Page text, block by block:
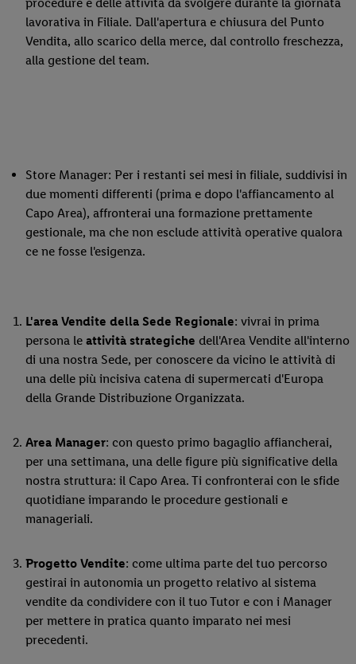
lavorativa in Filiale. Dall'apertura e chiusura del Punto
Vendita, allo scarico della merce, dal controllo freschezza,
alla gestione del team.
Store Manager: Per i restanti sei mesi in filiale, suddivisi in
due momenti differenti (prima e dopo l'affiancamento al
Capo Area), affronterai una formazione prettamente
gestionale, ma che non esclude attività operative qualora
ce ne fosse l'esigenza.
L'area Vendite della Sede Regionale: vivrai in prima
persona le attività strategiche dell'Area Vendite all'interno
di una nostra Sede, per conoscere da vicino le attività di
una delle più incisiva catena di supermercati d'Europa
della Grande Distribuzione Organizzata.
Area Manager: con questo primo bagaglio affiancherai,
per una settimana, una delle figure più significative della
nostra struttura: il Capo Area. Ti confronterai con le sfide
quotidiane imparando le procedure gestionali e
manageriali.
Progetto Vendite: come ultima parte del tuo percorso
gestirai in autonomia un progetto relativo al sistema
vendite da condividere con il tuo Tutor e con i Manager
per mettere in pratica quanto imparato nei mesi
precedenti.